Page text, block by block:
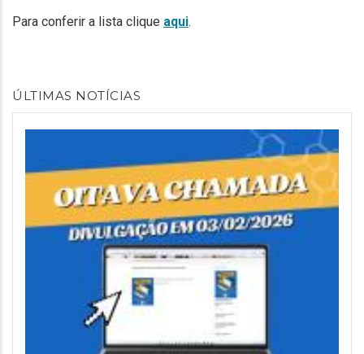
Para conferir a lista clique aqui.
ÚLTIMAS NOTÍCIAS